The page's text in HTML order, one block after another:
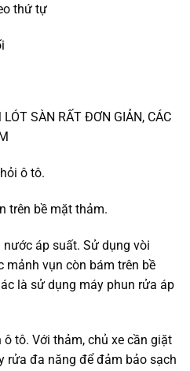
thứ tự
SÀN RẤT ĐƠN GIẢN, CÁC
ô tô.
trên bề mặt thảm.
áp suất. Sử dụng vòi
mảnh vụn còn bám trên bề
là sử dụng máy phun rửa áp
tô. Với thảm, chủ xe cần giặt
rửa đa năng để đảm bảo sạch